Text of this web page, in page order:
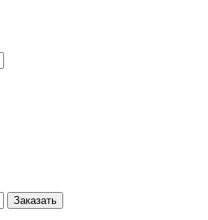
Заказать